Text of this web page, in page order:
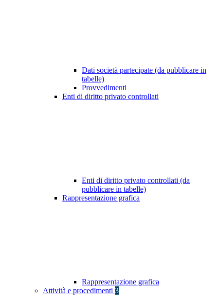
Dati società partecipate (da pubblicare in
tabelle)
Provvedimenti
Enti di diritto privato controllati
Enti di diritto privato controllati (da
pubblicare in tabelle)
Rappresentazione grafica
Rappresentazione grafica
Attività e procedimenti 3